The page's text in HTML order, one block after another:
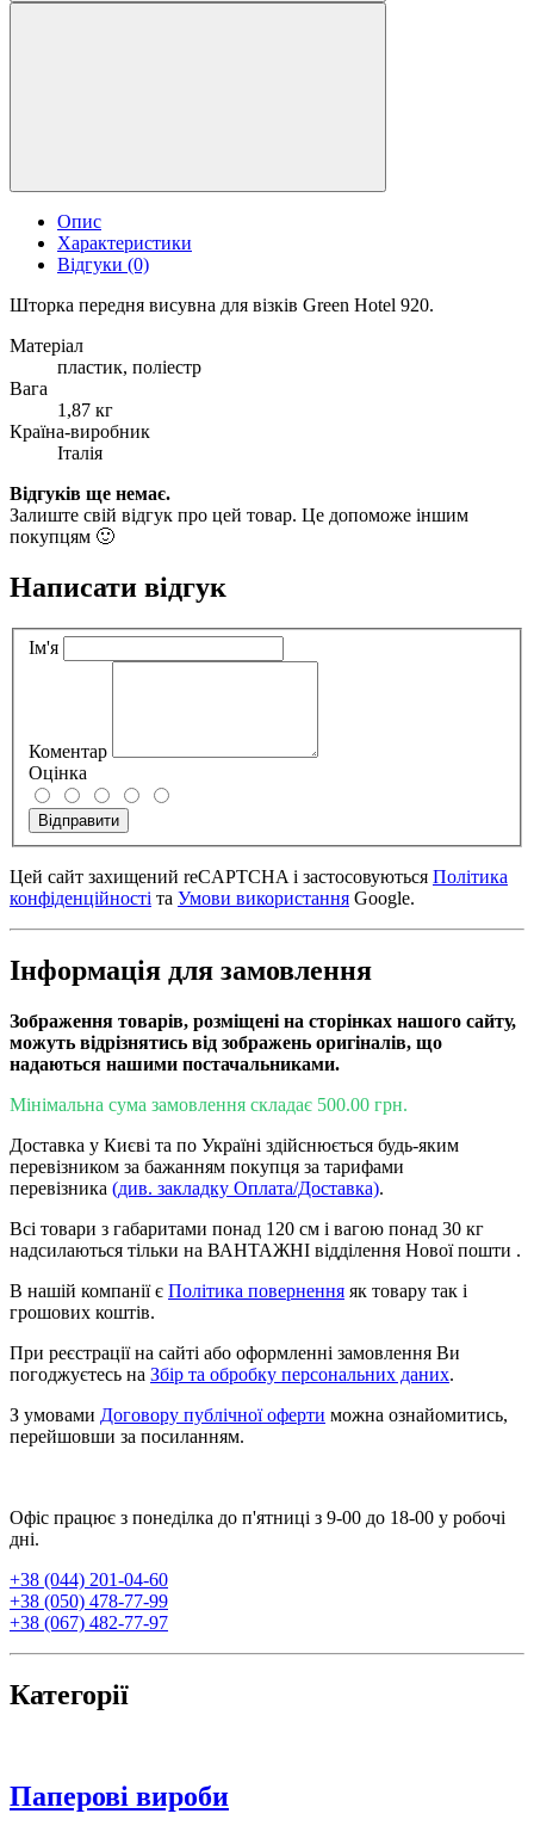
Опис
Характеристики
Відгуки (0)
Шторка передня висувна для візків Green Hotel 920.
Матеріал
пластик, поліестр
Вага
1,87 кг
Країна-виробник
Італія
Відгуків ще немає.
Залиште свій відгук про цей товар. Це допоможе іншим
покупцям 🙂
Написати відгук
Ім'я
Коментар
Оцінка
Відправити
Цей сайт захищений reCAPTCHA і застосовуються Політика
конфіденційності та Умови використання Google.
Інформація для замовлення
Зображення товарів, розміщені на сторінках нашого сайту,
можуть відрізнятись від зображень оригіналів, що
надаються нашими постачальниками.
Мінімальна сума замовлення складає 500.00 грн.
Доставка у Києві та по Україні здійснюється будь-яким
перевізником за бажанням покупця за тарифами
перевізника (див. закладку Оплата/Доставка).
Всі товари з габаритами понад 120 см і вагою понад 30 кг
надсилаються тільки на ВАНТАЖНІ відділення Нової пошти .
В нашій компанії є Політика повернення як товару так і
грошових коштів.
При реєстрації на сайті або оформленні замовлення Ви
погоджуєтесь на Збір та обробку персональних даних.
З умовами Договору публічної оферти можна ознайомитись,
перейшовши за посиланням.
Офіс працює з понеділка до п'ятниці з 9-00 до 18-00 у робочі
дні.
+38 (044) 201-04-60
+38 (050) 478-77-99
+38 (067) 482-77-97
Категорії
Паперові вироби